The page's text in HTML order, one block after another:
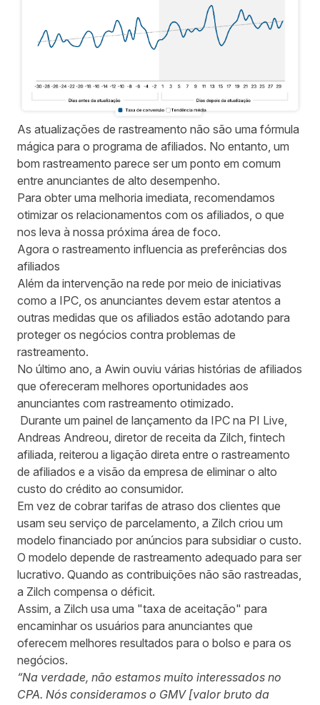
As atualizações de rastreamento não são uma fórmula
mágica para o programa de afiliados. No entanto, um
bom rastreamento parece ser um ponto em comum
entre anunciantes de alto desempenho.
Para obter uma melhoria imediata, recomendamos
otimizar os relacionamentos com os afiliados, o que
nos leva à nossa próxima área de foco.
Agora o rastreamento influencia as preferências dos
afiliados
Além da intervenção na rede por meio de iniciativas
como a IPC, os anunciantes devem estar atentos a
outras medidas que os afiliados estão adotando para
proteger os negócios contra problemas de
rastreamento.
No último ano, a Awin ouviu várias histórias de afiliados
que ofereceram melhores oportunidades aos
anunciantes com rastreamento otimizado.
Durante um painel de lançamento da IPC na PI Live,
Andreas Andreou, diretor de receita da Zilch, fintech
afiliada, reiterou a ligação direta entre o rastreamento
de afiliados e a visão da empresa de eliminar o alto
custo do crédito ao consumidor.
Em vez de cobrar tarifas de atraso dos clientes que
usam seu serviço de parcelamento, a Zilch criou um
modelo financiado por anúncios para subsidiar o custo.
O modelo depende de rastreamento adequado para ser
lucrativo. Quando as contribuições não são rastreadas,
a Zilch compensa o déficit.
Assim, a Zilch usa uma "taxa de aceitação" para
encaminhar os usuários para anunciantes que
oferecem melhores resultados para o bolso e para os
negócios.
“Na verdade, não estamos muito interessados no
CPA. Nós consideramos o GMV [valor bruto da